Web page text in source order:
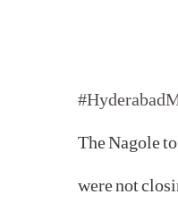
The Nagole
were not